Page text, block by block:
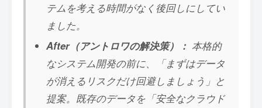
テムを考える時間がなく後回しにしてい
ました。
After（アントロワの解決策）： 本格的
なシステム開発の前に、「まずはデータ
が消えるリスクだけ回避しましょう」と
提案。既存のデータを「安全なクラウド